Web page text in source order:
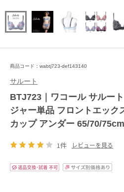
商品コード：wabtj723-def143140
サルート
BTJ723｜ワコール サルー
ジャー単品 フロントエック
カップ アンダー 65/70/75cm
1件 レビューを見る